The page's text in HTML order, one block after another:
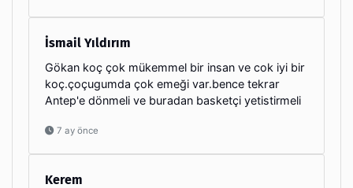
İsmail Yıldırım
Gökan koç çok mükemmel bir insan ve cok iyi bir
koç.çoçugumda çok emeği var.bence tekrar
Antep'e dönmeli ve buradan basketçi yetistirmeli
7 ay önce
Kerem